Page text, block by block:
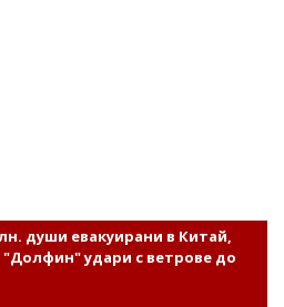
души евакуирани в Китай,
удари с ветрове до